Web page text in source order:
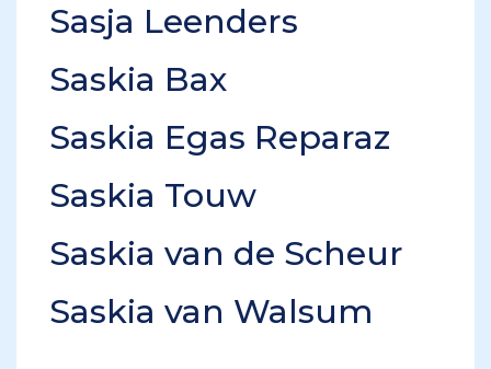
Sasja Leenders
Saskia Bax
Saskia Egas Reparaz
Saskia Touw
Saskia van de Scheur
Saskia van Walsum